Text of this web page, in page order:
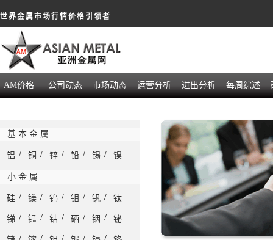
世界金属市场行情价格引领者
AM价格 公司动态 市场动态 运营分析 进出分析 每周综述
基 本 金 属
铝 / 铜 / 锌 / 铅 / 锡 / 镍
小 金 属
硅 / 镁 / 钨 / 钼 / 钒 / 钛
锑 / 锰 / 钴 / 硒 / 铟 / 铋